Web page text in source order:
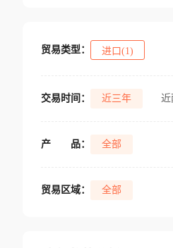
贸易类型： 进口(1)
交易时间： 近三年 近
产 品： 全部
贸易区域： 全部